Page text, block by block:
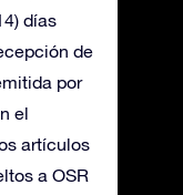
días
de
por
el
artículos
a OSR